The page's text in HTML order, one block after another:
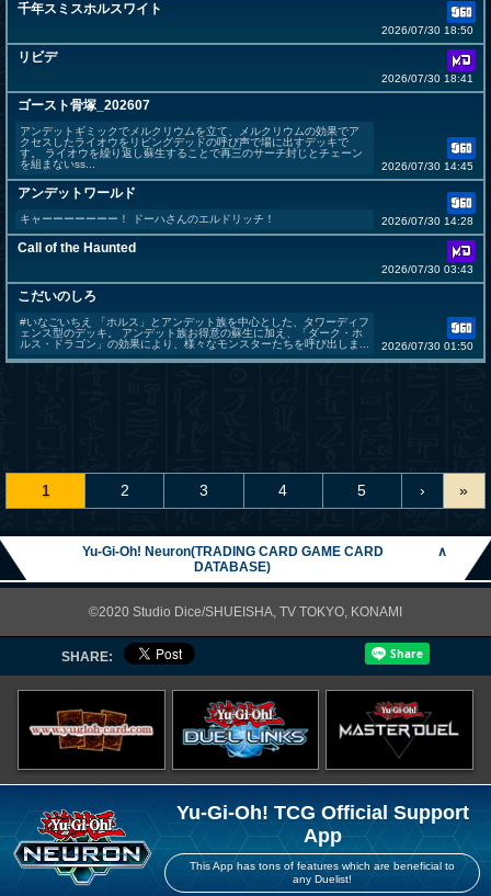
千年スミスホルスワイト
2026/07/30 18:50
リビデ
2026/07/30 18:41
ゴースト骨塚_202607
アンデットギミックでメルクリウムを立て、メルクリウムの効果でア
クセスしたライオウをリビングデッドの呼び声で場に出すデッキで
す。 ライオウを繰り返し蘇生することで再三のサーチ封じとチェーン
を組まないss...
2026/07/30 14:45
アンデットワールド
キャーーーーーーー！ ドーハさんのエルドリッチ！ 2026/07/30 14:28
Call of the Haunted
2026/07/30 03:43
こだいのしろ
#いなごいちえ 「ホルス」とアンデット族を中心とした、タワーディフ
ェンス型のデッキ。 アンデット族お得意の蘇生に加え、「ダーク・ホ
ルス・ドラゴン」の効果により、様々なモンスターたちを呼び出しま...
2026/07/30 01:50
1 2 3 4 5 › »
Yu-Gi-Oh! Neuron(TRADING CARD GAME CARD
DATABASE)
∧
©2020 Studio Dice/SHUEISHA, TV TOKYO, KONAMI
SHARE:
Yu-Gi-Oh! TCG Official Support
App
This App has tons of features which are beneficial to
any Duelist!